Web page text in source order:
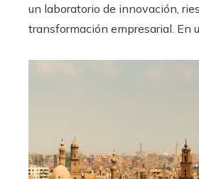
un laboratorio de innovación,
transformación empresarial. En